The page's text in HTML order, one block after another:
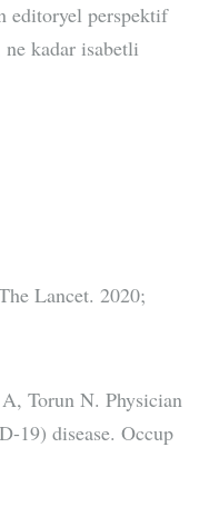
editoryel perspektif
ne kadar isabetli
Lancet. 2020;
N. Physician
19) disease. Occup